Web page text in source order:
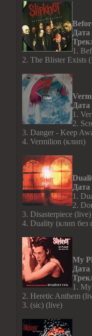
1.
2. The Blister Exists
1.
2.
3. Danger - Keep
4. Vermilion (клип)
1.
2.
3. Disasterpiece (live)
4. Duality (клип без
My
1.
2. Heretic Anthem
3. (sic) (live)